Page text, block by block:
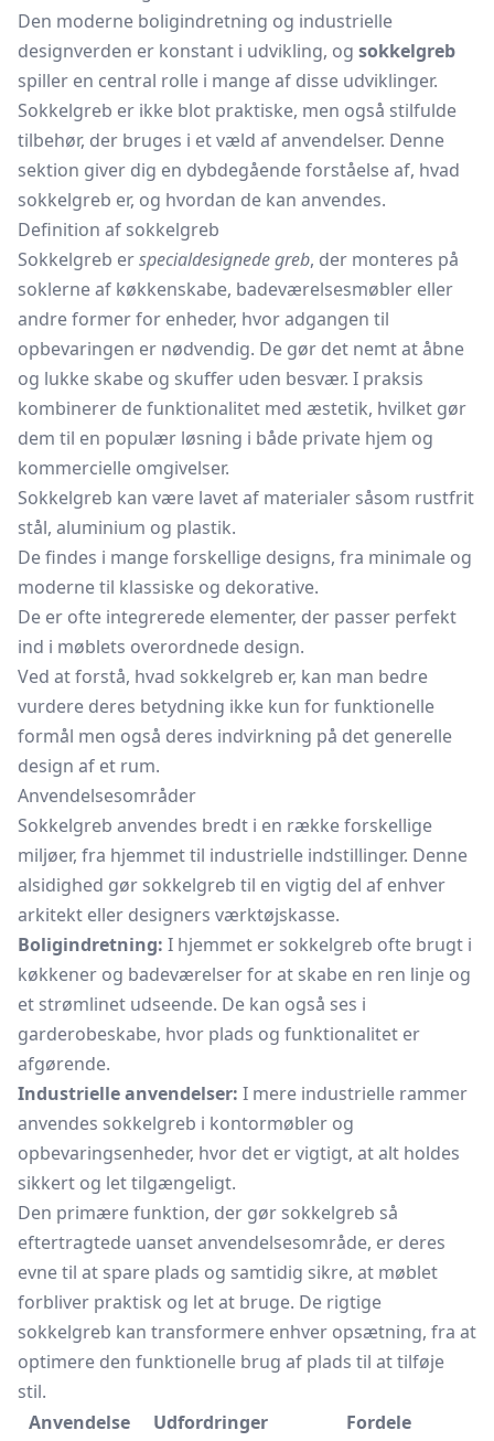
Den moderne boligindretning og industrielle
designverden er konstant i udvikling, og sokkelgreb
spiller en central rolle i mange af disse udviklinger.
Sokkelgreb er ikke blot praktiske, men også stilfulde
tilbehør, der bruges i et væld af anvendelser. Denne
sektion giver dig en dybdegående forståelse af, hvad
sokkelgreb er, og hvordan de kan anvendes.
Definition af sokkelgreb
Sokkelgreb erspecialdesignede greb, der monteres på
soklerne af køkkenskabe, badeværelsesmøbler eller
andre former for enheder, hvor adgangen til
opbevaringen er nødvendig. De gør det nemt at åbne
og lukke skabe og skuffer uden besvær. I praksis
kombinerer de funktionalitet med æstetik, hvilket gør
dem til en populær løsning i både private hjem og
kommercielle omgivelser.
Sokkelgreb kan være lavet af materialer såsom rustfrit
stål, aluminium og plastik.
De findes i mange forskellige designs, fra minimale og
moderne til klassiske og dekorative.
De er ofte integrerede elementer, der passer perfekt
ind i møblets overordnede design.
Ved at forstå, hvad sokkelgreb er, kan man bedre
vurdere deres betydning ikke kun for funktionelle
formål men også deres indvirkning på det generelle
design af et rum.
Anvendelsesområder
Sokkelgreb anvendes bredt i en række forskellige
miljøer, fra hjemmet til industrielle indstillinger. Denne
alsidighed gør sokkelgreb til en vigtig del af enhver
arkitekt eller designers værktøjskasse.
Boligindretning: I hjemmet er sokkelgreb ofte brugt i
køkkener og badeværelser for at skabe en ren linje og
et strømlinet udseende. De kan også ses i
garderobeskabe, hvor plads og funktionalitet er
afgørende.
Industrielle anvendelser: I mere industrielle rammer
anvendes sokkelgreb i kontormøbler og
opbevaringsenheder, hvor det er vigtigt, at alt holdes
sikkert og let tilgængeligt.
Den primære funktion, der gør sokkelgreb så
eftertragtede uanset anvendelsesområde, er deres
evne til at spare plads og samtidig sikre, at møblet
forbliver praktisk og let at bruge. De rigtige
sokkelgreb kan transformere enhver opsætning, fra at
optimere den funktionelle brug af plads til at tilføje
stil.
Anvendelse
Udfordringer
Fordele